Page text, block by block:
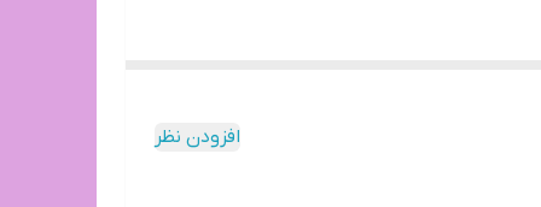
افزودن نظر